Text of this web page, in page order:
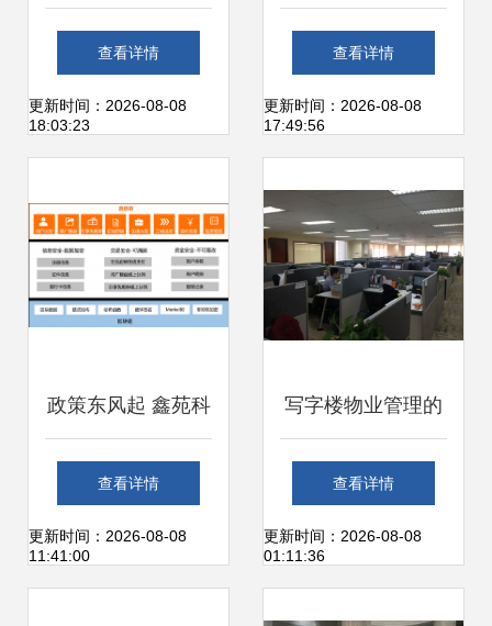
臻——XX保安物业
公司简介与物业管
查看详情
更新时间：2026-08-08
18:03:23
园——[XX物业]企
业简介
查看详情
更新时间：2026-08-08
17:49:56
政策东风起 鑫苑科
技以区块链赋能地
产创新与城市绿化
查看详情
更新时间：2026-08-08
11:41:00
写字楼物业管理的
特点分析
查看详情
更新时间：2026-08-08
01:11:36